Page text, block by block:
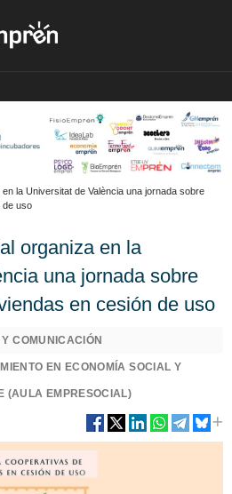
la Universitat de València una jornada sobre
de uso
organiza en la
una jornada sobre
en cesión de uso
COMUNICACIÓN
EN ECONOMÍA SOCIAL Y
(AULA EMPRESOCIAL)